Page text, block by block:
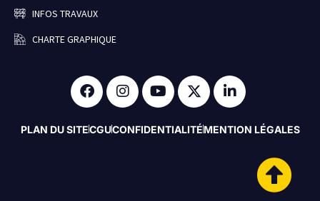
INFOS TRAVAUX
CHARTE GRAPHIQUE
PLAN DU SITECGUCONFIDENTIALITÉMENTION LÉGALES